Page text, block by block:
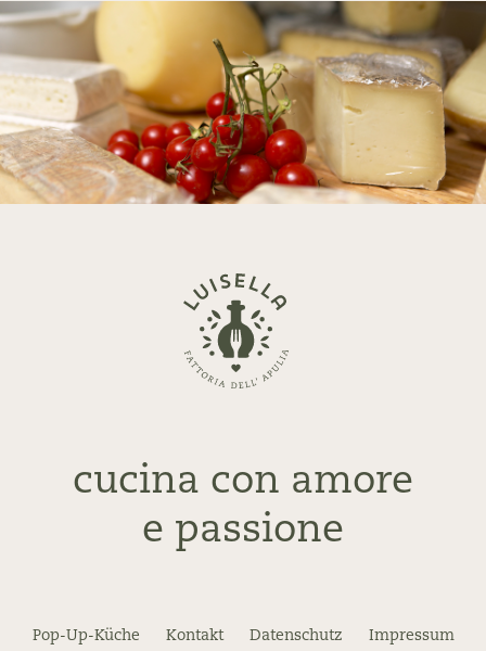
Zurück
zur
Startseite
cucina con amore
e passione
Pop-Up-Küche Kontakt Datenschutz Impressum